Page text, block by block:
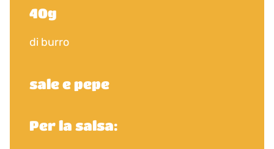
40g
di burro
sale e pepe
Per la salsa: